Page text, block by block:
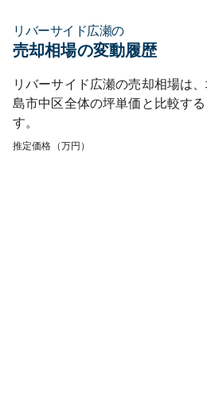
リバーサイド広瀬の
売却相場の変動履歴
リバーサイド広瀬の売却相場は
島市中区全体の坪単価と比較す
す。
推定価格（万円）